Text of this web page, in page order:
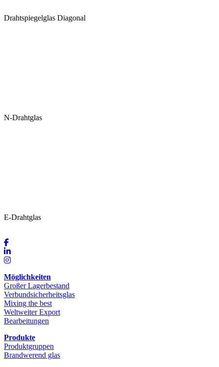
Drahtspiegelglas Diagonal
N-Drahtglas
E-Drahtglas
Möglichkeiten
Großer Lagerbestand
Verbundsicherheitsglas
Mixing the best
Weltweiter Export
Bearbeitungen
Produkte
Produktgruppen
Brandwerend glas